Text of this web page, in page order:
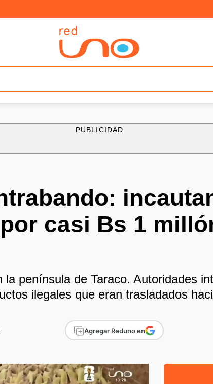
PUBLICIDAD
casi Bs 1
la península de Taraco. Autoridades
ilegales que eran trasladados
Agregar Reduno en